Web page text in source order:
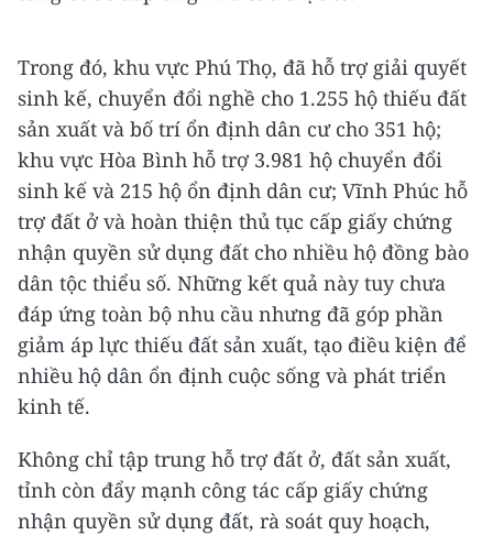
Trong đó, khu vực Phú Thọ, đã hỗ trợ giải quyết
sinh kế, chuyển đổi nghề cho 1.255 hộ thiếu đất
sản xuất và bố trí ổn định dân cư cho 351 hộ;
khu vực Hòa Bình hỗ trợ 3.981 hộ chuyển đổi
sinh kế và 215 hộ ổn định dân cư; Vĩnh Phúc hỗ
trợ đất ở và hoàn thiện thủ tục cấp giấy chứng
nhận quyền sử dụng đất cho nhiều hộ đồng bào
dân tộc thiểu số. Những kết quả này tuy chưa
đáp ứng toàn bộ nhu cầu nhưng đã góp phần
giảm áp lực thiếu đất sản xuất, tạo điều kiện để
nhiều hộ dân ổn định cuộc sống và phát triển
kinh tế.
Không chỉ tập trung hỗ trợ đất ở, đất sản xuất,
tỉnh còn đẩy mạnh công tác cấp giấy chứng
nhận quyền sử dụng đất, rà soát quy hoạch,